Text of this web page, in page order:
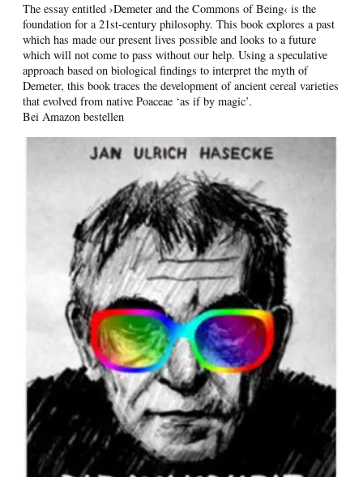
The essay entitled ›Demeter and the Commons of Being‹ is the
foundation for a 21st-century philosophy. This book explores a past
which has made our present lives possible and looks to a future
which will not come to pass without our help. Using a speculative
approach based on biological findings to interpret the myth of
Demeter, this book traces the development of ancient cereal varieties
that evolved from native Poaceae ‘as if by magic’.
Bei Amazon bestellen